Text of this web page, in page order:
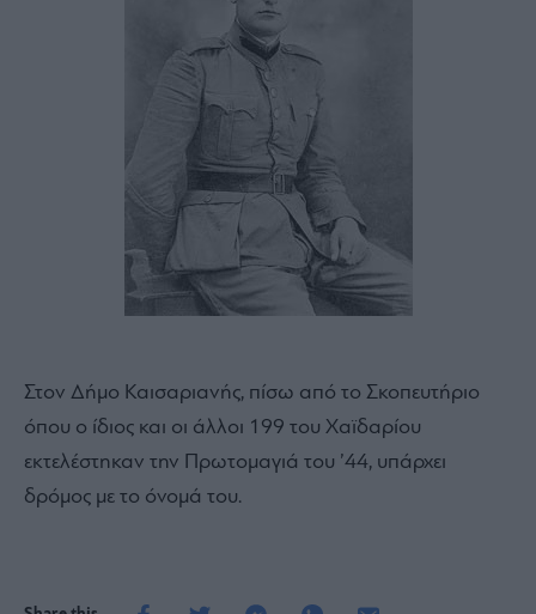
Στον Δήμο Καισαριανής, πίσω από το Σκοπευτήριο
όπου ο ίδιος και οι άλλοι 199 του Χαϊδαρίου
εκτελέστηκαν την Πρωτομαγιά του ’44, υπάρχει
δρόμος με το όνομά του.